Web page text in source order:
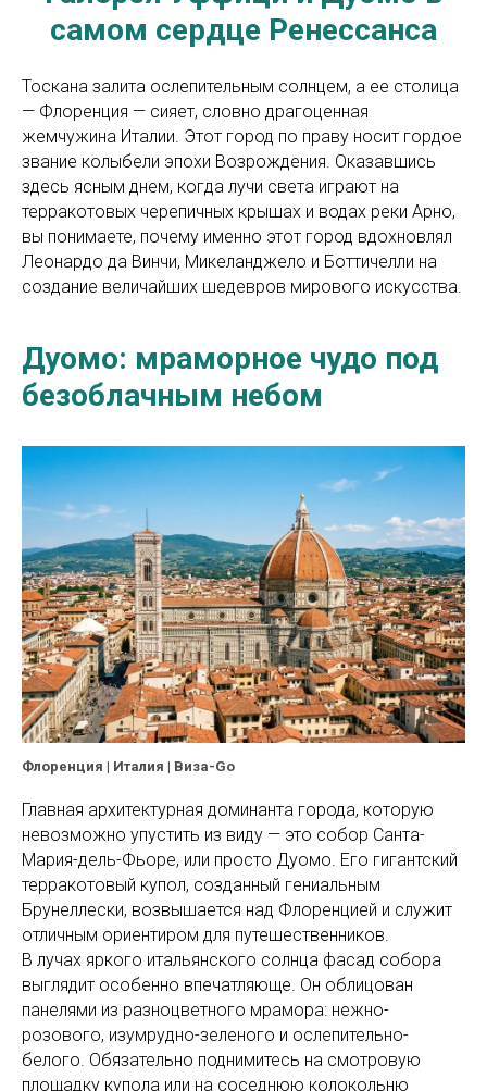
самом сердце Ренессанса
Тоскана залита ослепительным солнцем, а ее столица
— Флоренция — сияет, словно драгоценная
жемчужина Италии. Этот город по праву носит гордое
звание колыбели эпохи Возрождения. Оказавшись
здесь ясным днем, когда лучи света играют на
терракотовых черепичных крышах и водах реки Арно,
вы понимаете, почему именно этот город вдохновлял
Леонардо да Винчи, Микеланджело и Боттичелли на
создание величайших шедевров мирового искусства.
Дуомо: мраморное чудо под
безоблачным небом
Флоренция | Италия | Виза-Go
Главная архитектурная доминанта города, которую
невозможно упустить из виду — это собор Санта-
Мария-дель-Фьоре, или просто Дуомо. Его гигантский
терракотовый купол, созданный гениальным
Брунеллески, возвышается над Флоренцией и служит
отличным ориентиром для путешественников.
В лучах яркого итальянского солнца фасад собора
выглядит особенно впечатляюще. Он облицован
панелями из разноцветного мрамора: нежно-
розового, изумрудно-зеленого и ослепительно-
белого. Обязательно поднимитесь на смотровую
площадку купола или на соседнюю колокольню